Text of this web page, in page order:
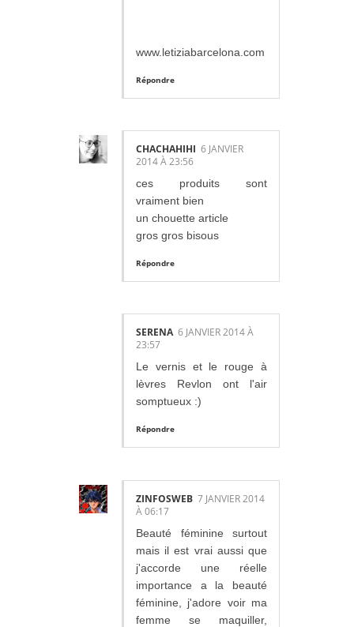
www.letiziabarcelona.com
Répondre
CHACHAHIHI 6 JANVIER
2014 À 23:56
ces produits sont
vraiment bien
un chouette article
gros gros bisous
Répondre
SERENA 6 JANVIER 2014 À
23:57
Le vernis et le rouge à
lèvres Revlon ont l'air
somptueux :)
Répondre
ZINFOSWEB 7 JANVIER 2014
À 06:17
Beauté féminine surtout
mais il est vrai aussi que
j'accorde une réelle
importance a la beauté
féminine, j'adore voir ma
femme se maquiller,